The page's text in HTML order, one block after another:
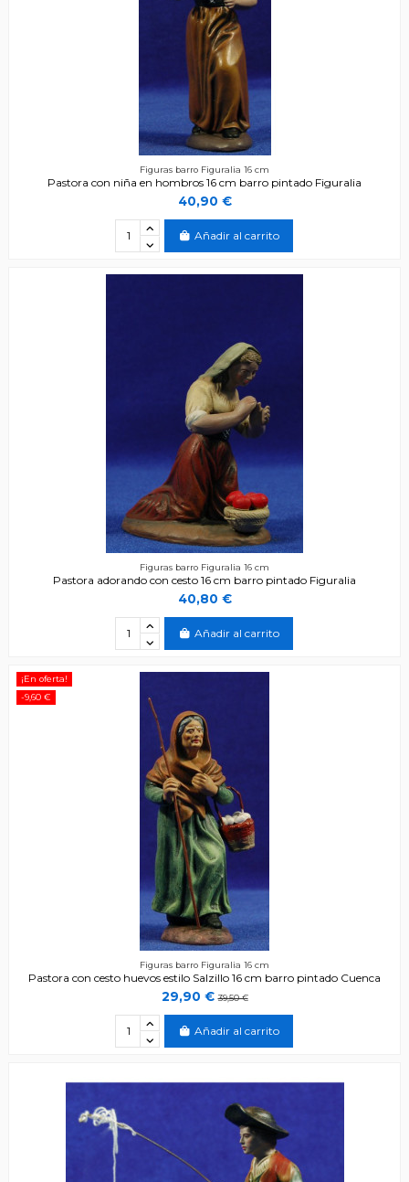
Figuras barro Figuralia 16 cm
Pastora con niña en hombros 16 cm barro pintado Figuralia
40,90 €
Añadir al carrito
Figuras barro Figuralia 16 cm
Pastora adorando con cesto 16 cm barro pintado Figuralia
40,80 €
Añadir al carrito
¡En oferta!
-9,60 €
Figuras barro Figuralia 16 cm
Pastora con cesto huevos estilo Salzillo 16 cm barro pintado Cuenca
29,90 €39,50 €
Añadir al carrito